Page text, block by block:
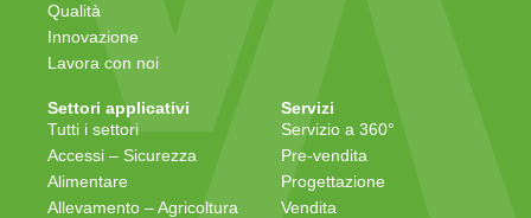
Qualità
Innovazione
Lavora con noi
Settori applicativi
Tutti i settori
Accessi – Sicurezza
Alimentare
Allevamento – Agricoltura
Servizi
Servizio a 360°
Pre-vendita
Progettazione
Vendita